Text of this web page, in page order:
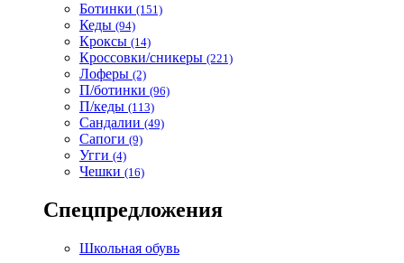
Ботинки (151)
Кеды (94)
Кроксы (14)
Кроссовки/сникеры (221)
Лоферы (2)
П/ботинки (96)
П/кеды (113)
Сандалии (49)
Сапоги (9)
Угги (4)
Чешки (16)
Спецпредложения
Школьная обувь